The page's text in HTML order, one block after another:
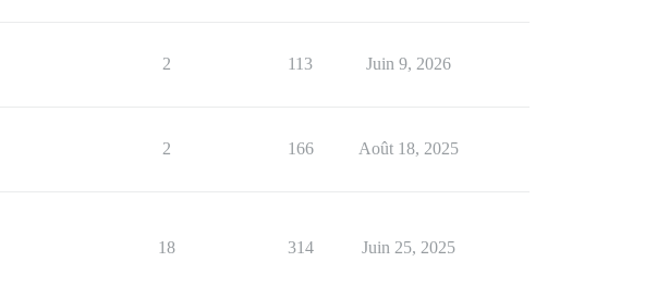
2 113 Juin 9, 2026
2 166 Août 18, 2025
18 314 Juin 25, 2025